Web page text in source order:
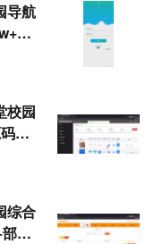
导航
部
校园
综合
署